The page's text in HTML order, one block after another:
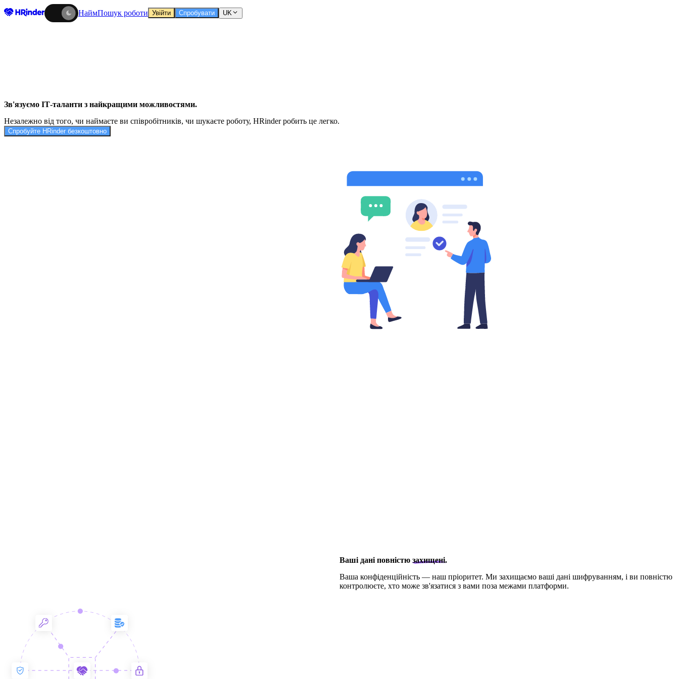
НаймПошук роботи Увійти Спробувати UK
Зв'язуємо ІТ-таланти з найкращими можливостями.
Незалежно від того, чи наймаєте ви співробітників, чи шукаєте роботу, HRinder робить це легко.
Спробуйте HRinder безкоштовно
Ваші дані повністю захищені.
Ваша конфіденційність — наш пріоритет. Ми захищаємо ваші дані шифруванням, і ви повністю
контролюєте, хто може зв'язатися з вами поза межами платформи.